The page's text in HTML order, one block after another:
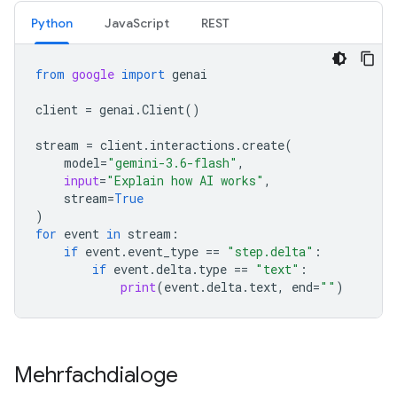
Python JavaScript REST
from google import genai
client = genai .Client()
stream = client. interactions .create(
model="gemini-3.6-flash" ,
input="Explain how AI works" ,
stream=True
)
for event in stream :
if event. event_type == "step.delta" :
if event.delta. type == "text" :
print(event.delta. text, end="" )
Mehrfachdialoge